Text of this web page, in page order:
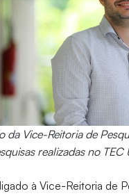
Vice-Reitoria de
realizadas no
à Vice-Reitoria de